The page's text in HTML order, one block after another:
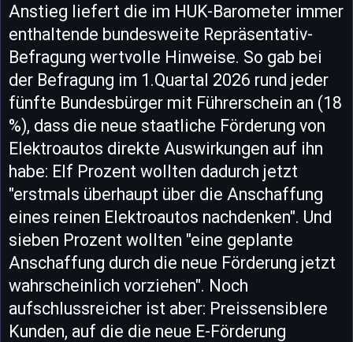
Anstieg liefert die im HUK-Barometer immer
enthaltende bundesweite Repräsentativ-
Befragung wertvolle Hinweise. So gab bei
der Befragung im 1.Quartal 2026 rund jeder
fünfte Bundesbürger mit Führerschein an (18
%), dass die neue staatliche Förderung von
Elektroautos direkte Auswirkungen auf ihn
habe: Elf Prozent wollten dadurch jetzt
"erstmals überhaupt über die Anschaffung
eines reinen Elektroautos nachdenken". Und
sieben Prozent wollten "eine geplante
Anschaffung durch die neue Förderung jetzt
wahrscheinlich vorziehen". Noch
aufschlussreicher ist aber: Preissensiblere
Kunden, auf die die neue E-Förderung